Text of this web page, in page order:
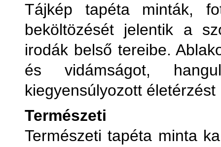
Tájkép tapéta minták,
beköltözését jelentik a
irodák belső tereibe.
és vidámságot,
kiegyensúlyozott
Természeti
Természeti tapéta minta